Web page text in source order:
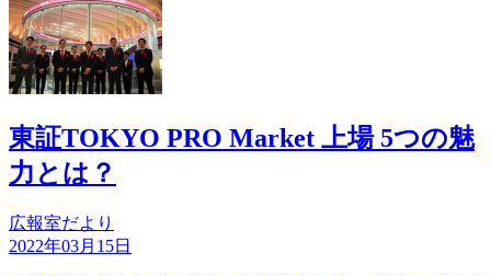
東証TOKYO PRO Market 上場 5つの魅
力とは？
広報室だより
2022年03月15日